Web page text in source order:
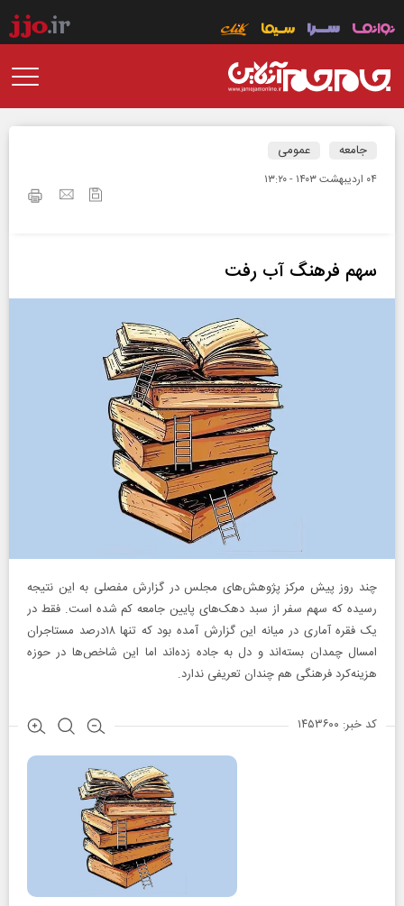
جامعه عمومی
۰۴ ارديبهشت ۱۴۰۳ - ۱۳:۲۰
سهم فرهنگ آب رفت
چند روز پیش مرکز‌ پژوهش‌های مجلس در گزارش مفصلی به این نتیجه‌
رسیده که سهم سفر از سبد دهک‌های پایین جامعه کم شده است. فقط در
یک فقره آماری در میانه این گزارش آمده بود که تنها ۱۸‌درصد مستاجران
امسال چمدان بسته‌اند و دل به جاده زده‌اند اما این شاخص‌ها در حوزه
هزینه‌کرد فرهنگی هم چندان تعریفی ندارد.
کد خبر: ۱۴۵۳۶۰۰